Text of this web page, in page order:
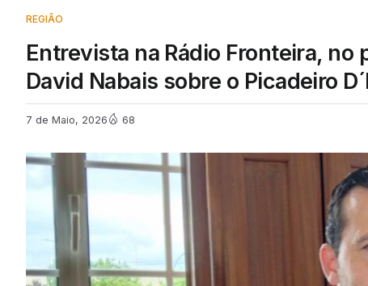
REGIÃO
Entrevista na Rádio Fronteira,
David Nabais sobre o Picadeiro
7 de Maio, 2026 68